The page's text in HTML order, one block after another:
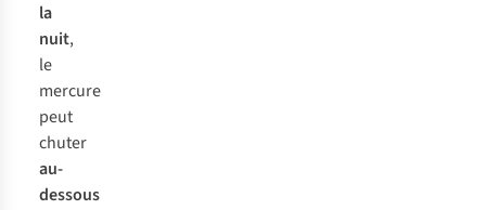
la
nuit,
le
mercure
peut
chuter
au-
dessous